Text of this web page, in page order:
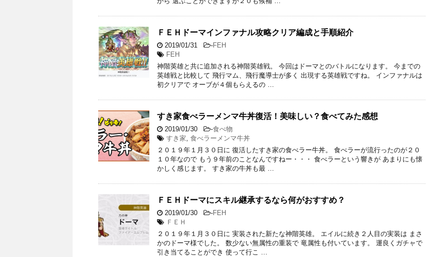
ＦＥＨドーマインファナル攻略クリア編成と手順紹介
2019/01/31 -FEH
FEH
神階英雄と共に追加される神階英雄戦。 今回はドーマとのバトルになります。 今までの
英雄戦と比較して 飛行マム、飛行魔導士が多く 出現する英雄戦ですね。 インファナルは
初クリアで オーブが４個もらえるの …
すき家食べラーメンマ牛丼復活！美味しい？食べてみた感想
2019/01/30 -食べ物
すき家, 食べラーメンマ牛丼
２０１９年１月３０日に 復活したすき家の食べラー牛丼。 食べラーが流行ったのが２０
１０年なので もう９年前のことなんですねー・・・ 食べラーという響きが あまりにも懐
かしく感じます。 すき家の牛丼も最 …
ＦＥＨドーマにスキル継承するなら何がおすすめ？
2019/01/30 -FEH
ＦＥＨ
２０１９年１月３０日に 実装された新たな神階英雄。 エイルに続き２人目の実装は まさ
かのドーマ様でした。 数少ない無属性の重装で 竜属性も付いています。 運良くガチャで
引き当てることができ 使って行こ …